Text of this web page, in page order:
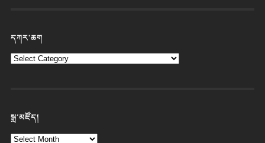
དཀར་ཆག
སྒྲ་མཛོད།